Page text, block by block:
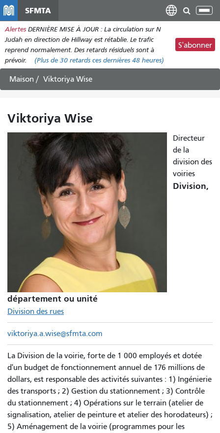
contenu
principal
SFMTA
Alertes DERNIÈRE MISE À JOUR : La circulation sur N
Judah en direction de Hillway est rétablie. Le trafic
reprend normalement. Des retards résiduels sont à
prévoir.
(Plus de 30 retards ces dernières 48 heures)
S'abonner
Maison Viktoriya Wise
Viktoriya Wise
Directeur
de la
division des
voiries
Division,
département ou unité
Division des rues
viktoriya.a.wise@sfmta.com
La Division de la voirie, forte de 1 000 employés et dotée
d'un budget de fonctionnement annuel de 176 millions de
dollars, est responsable des activités suivantes : 1) Ingénierie
des transports ; 2) Gestion du stationnement ; 3) Contrôle
du stationnement ; 4) Opérations sur le terrain (atelier de
signalisation, atelier de peinture et atelier des horodateurs) ;
5) Aménagement de la voirie (programmes pour les